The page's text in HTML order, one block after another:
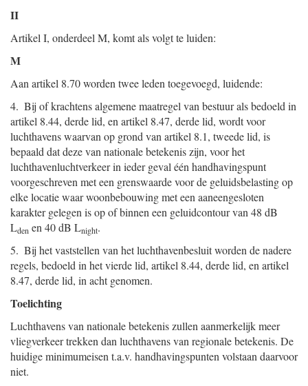
II
Artikel I, onderdeel M, komt als volgt te luiden:
M
Aan artikel 8.70 worden twee leden toegevoegd, luidende:
4. Bij of krachtens algemene maatregel van bestuur als bedoeld in
artikel 8.44, derde lid, en artikel 8.47, derde lid, wordt voor
luchthavens waarvan op grond van artikel 8.1, tweede lid, is
bepaald dat deze van nationale betekenis zijn, voor het
luchthavenluchtverkeer in ieder geval één handhavingspunt
voorgeschreven met een grenswaarde voor de geluidsbelasting op
elke locatie waar woonbebouwing met een aaneengesloten
karakter gelegen is op of binnen een geluidcontour van 48 dB
Lden en 40 dB Lnight.
5. Bij het vaststellen van het luchthavenbesluit worden de nadere
regels, bedoeld in het vierde lid, artikel 8.44, derde lid, en artikel
8.47, derde lid, in acht genomen.
Toelichting
Luchthavens van nationale betekenis zullen aanmerkelijk meer
vliegverkeer trekken dan luchthavens van regionale betekenis. De
huidige minimumeisen t.a.v. handhavingspunten volstaan daarvoor
niet.